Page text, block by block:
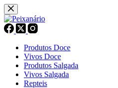
Pular
para
o
conteúdo
Produtos Doce
Vivos Doce
Produtos Salgada
Vivos Salgada
Repteis